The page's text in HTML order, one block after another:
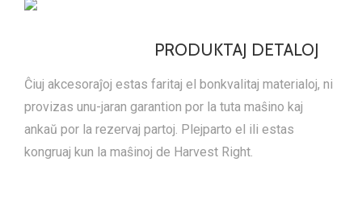
PRODUKTAJ DETALOJ
Ĉiuj akcesoraĵoj estas faritaj el bonkvalitaj materialoj, ni
provizas unu-jaran garantion por la tuta maŝino kaj
ankaŭ por la rezervaj partoj. Plejparto el ili estas
kongruaj kun la maŝinoj de Harvest Right.